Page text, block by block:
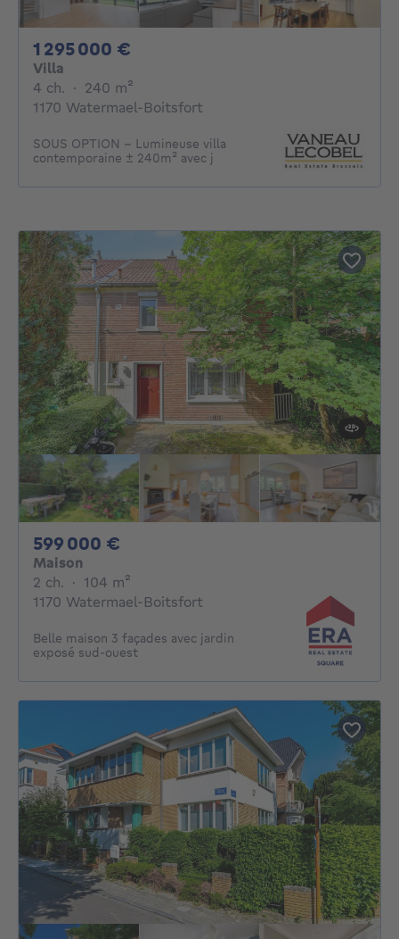
1 295 000 €
Villa
4 ch. 4 chambres
· 240 m²
1170 Watermael-Boitsfort
SOUS OPTION - Lumineuse villa
contemporaine ± 240m² avec j
599 000 €
Maison
2 ch. 2 chambres
· 104 m²
1170 Watermael-Boitsfort
Belle maison 3 façades avec jardin
exposé sud-ouest